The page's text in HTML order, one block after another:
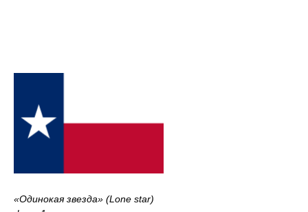
«Одинокая звезда» (Lone star)